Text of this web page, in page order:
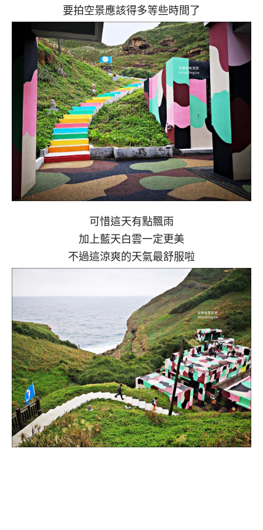
要拍空景應該得多等些時間了
可惜這天有點飄雨
加上藍天白雲一定更美
不過這涼爽的天氣最舒服啦